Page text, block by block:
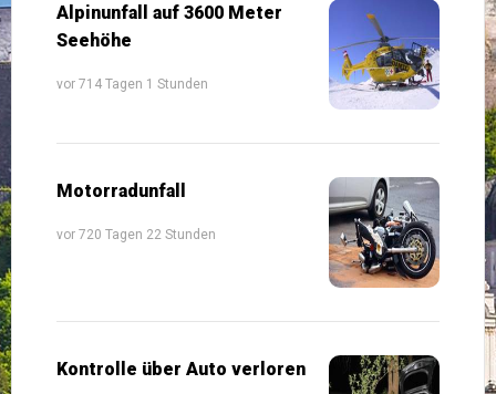
Alpinunfall auf 3600 Meter
Seehöhe
vor 714 Tagen 1 Stunden
Motorradunfall
vor 720 Tagen 22 Stunden
Kontrolle über Auto verloren